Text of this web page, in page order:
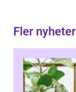
Fler nyheter